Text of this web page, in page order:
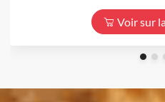
Voir sur